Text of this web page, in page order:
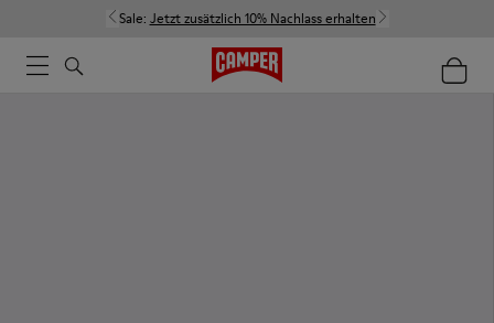
Sale: Jetzt zusätzlich 10% Nachlass erhalten